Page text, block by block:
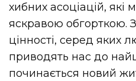
хибних асоціацій, які
яскравою обгорткою.
цінності, серед яких
приводять нас до
починається новий